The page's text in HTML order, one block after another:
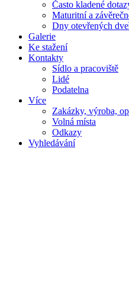
Často kladené
Maturitní a
Dny otevřených
Galerie
Ke stažení
Kontakty
Sídlo a pracoviště
Lidé
Podatelna
Více
Zakázky, výroba,
Volná místa
Odkazy
Vyhledávání